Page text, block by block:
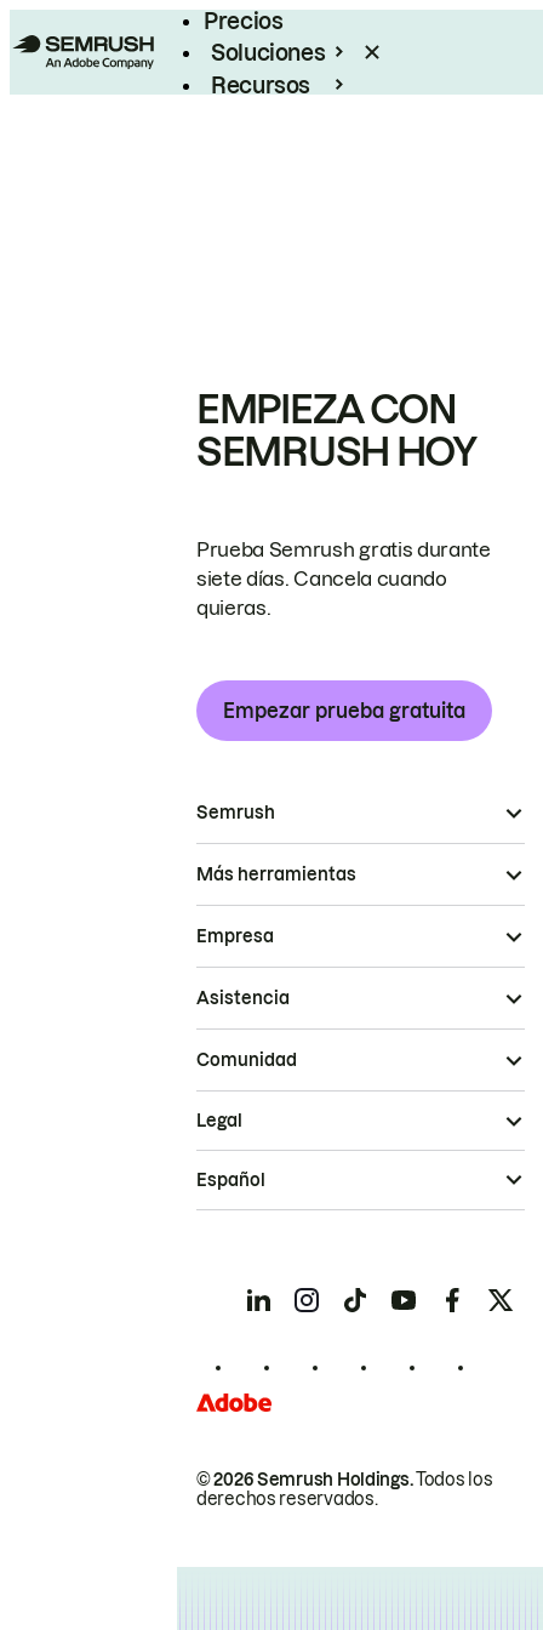
Precios
Soluciones
Recursos
EMPIEZA CON
SEMRUSH HOY
Prueba Semrush gratis durante
siete días. Cancela cuando
quieras.
Empezar prueba gratuita
Semrush
Más herramientas
Empresa
Asistencia
Comunidad
© 2026 Semrush Holdings.Todos los
derechos reservados.
Legal
Español